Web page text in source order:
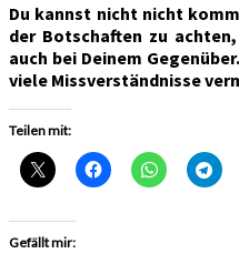
Du kannst nicht nicht
der Botschaften zu
auch bei Deinem
viele Missverständnisse
Teilen mit:
Gefällt mir: